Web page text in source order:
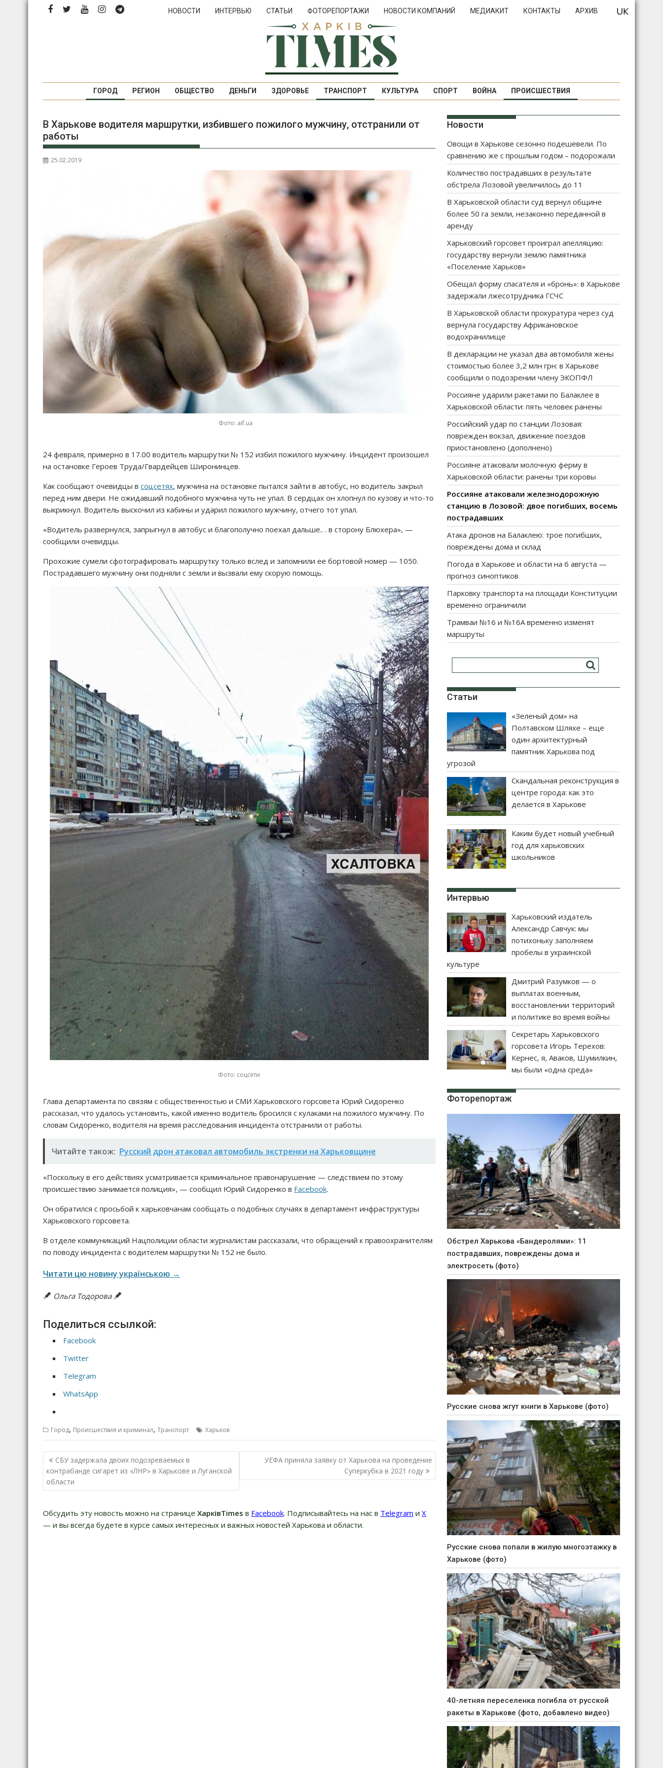
НОВОСТИ ИНТЕРВЬЮ СТАТЬИ ФОТОРЕПОРТАЖИ НОВОСТИ КОМПАНИЙ МЕДИАКИТ КОНТАКТЫ АРХИВ
ГОРОД РЕГИОН ОБЩЕСТВО ДЕНЬГИ ЗДОРОВЬЕ ТРАНСПОРТ КУЛЬТУРА СПОРТ ВОЙНА ПРОИСШЕСТВИЯ
В Харькове водителя маршрутки, избившего пожилого мужчину, отстранили от
работы
25.02.2019
Фото: aif.ua
24 февраля, примерно в 17.00 водитель маршрутки № 152 избил пожилого мужчину. Инцидент произошел
на остановке Героев Труда/Гвардейцев Широнинцев.
Как сообщают очевидцы в соцсетях, мужчина на остановке пытался зайти в автобус, но водитель закрыл
перед ним двери. Не ожидавший подобного мужчина чуть не упал. В сердцах он хлопнул по кузову и что-то
выкрикнул. Водитель выскочил из кабины и ударил пожилого мужчину, отчего тот упал.
«Водитель развернулся, запрыгнул в автобус и благополучно поехал дальше.. . в сторону Блюхера», —
сообщили очевидцы.
Прохожие сумели сфотографировать маршрутку только вслед и запомнили ее бортовой номер — 1050.
Пострадавшего мужчину они подняли с земли и вызвали ему скорую помощь.
Фото: соцсети
Глава департамента по связям с общественностью и СМИ Харьковского горсовета Юрий Сидоренко
рассказал, что удалось установить, какой именно водитель бросился с кулаками на пожилого мужчину. По
словам Сидоренко, водителя на время расследования инцидента отстранили от работы.
Читайте також: Русский дрон атаковал автомобиль экстренки на Харьковщине
«Поскольку в его действиях усматривается криминальное правонарушение — следствием по этому
происшествию занимается полиция», — сообщил Юрий Сидоренко в Facebook.
Он обратился с просьбой к харьковчанам сообщать о подобных случаях в департамент инфраструктуры
Харьковского горсовета.
В отделе коммуникаций Нацполиции области журналистам рассказали, что обращений к правоохранителям
по поводу инцидента с водителем маршрутки № 152 не было.
Читати цю новину українською →
Ольга Тодорова
Поделиться ссылкой:
Facebook
Twitter
Telegram
WhatsApp
Город, Происшествия и криминал, Транспорт Харьков
Н
а
в
г
а
СБУ задержала двоих подозреваемых в
контрабанде сигарет из «ЛНР» в Харькове и Луганской
области
УЕФА приняла заявку от Харькова на проведение
Суперкубка в 2021 году
Обсудить эту новость можно на странице ХарківTimes в Facebook. Подписывайтесь на нас в Telegram и Х
— и вы всегда будете в курсе самых интересных и важных новостей Харькова и области.
Новости
Овощи в Харькове сезонно подешевели. По
сравнению же с прошлым годом – подорожали
Количество пострадавших в результате
обстрела Лозовой увеличилось до 11
В Харьковской области суд вернул общине
более 50 га земли, незаконно переданной в
аренду
Харьковский горсовет проиграл апелляцию:
государству вернули землю памятника
«Поселение Харьков»
Обещал форму спасателя и «бронь»: в Харькове
задержали лжесотрудника ГСЧС
В Харьковской области прокуратура через суд
вернула государству Африкановское
водохранилище
В декларации не указал два автомобиля жены
стоимостью более 3,2 млн грн: в Харькове
сообщили о подозрении члену ЭКОПФЛ
Россияне ударили ракетами по Балаклее в
Харьковской области: пять человек ранены
Российский удар по станции Лозовая:
поврежден вокзал, движение поездов
приостановлено (дополнено)
Россияне атаковали молочную ферму в
Харьковской области: ранены три коровы
Россияне атаковали железнодорожную
станцию в Лозовой: двое погибших, восемь
пострадавших
Атака дронов на Балаклею: трое погибших,
повреждены дома и склад
Погода в Харькове и области на 6 августа —
прогноз синоптиков
Парковку транспорта на площади Конституции
временно ограничили
Трамваи №16 и №16А временно изменят
маршруты
Статьи
«Зеленый дом» на
Полтавском Шляхе – еще
один архитектурный
памятник Харькова под
угрозой
Скандальная реконструкция в
центре города: как это
делается в Харькове
Каким будет новый учебный
год для харьковских
школьников
Интервью
Харьковский издатель
Александр Савчук: мы
потихоньку заполняем
пробелы в украинской
культуре
Дмитрий Разумков — о
выплатах военным,
восстановлении территорий
и политике во время войны
Секретарь Харьковского
горсовета Игорь Терехов:
Кернес, я, Аваков, Шумилкин,
мы были «одна среда»
Фоторепортаж
Обстрел Харькова «Бандеролями»: 11
пострадавших, повреждены дома и
электросеть (фото)
Русские снова жгут книги в Харькове (фото)
Русские снова попали в жилую многоэтажку в
Харькове (фото)
40-летняя переселенка погибла от русской
ракеты в Харькове (фото, добавлено видео)